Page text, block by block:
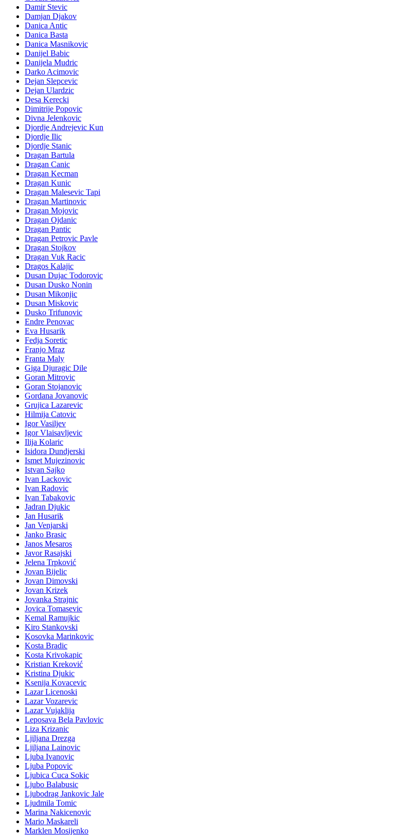
Damir Stevic
Damjan Djakov
Danica Antic
Danica Basta
Danica Masnikovic
Danijel Babic
Danijela Mudric
Darko Acimovic
Dejan Slepcevic
Dejan Ulardzic
Desa Kerecki
Dimitrije Popovic
Divna Jelenkovic
Djordje Andrejevic Kun
Djordje Ilic
Djordje Stanic
Dragan Bartula
Dragan Canic
Dragan Kecman
Dragan Kunic
Dragan Malesevic Tapi
Dragan Martinovic
Dragan Mojovic
Dragan Ojdanic
Dragan Pantic
Dragan Petrovic Pavle
Dragan Stojkov
Dragan Vuk Racic
Dragos Kalajic
Dusan Dujac Todorovic
Dusan Dusko Nonin
Dusan Mikonjic
Dusan Miskovic
Dusko Trifunovic
Endre Penovac
Eva Husarik
Fedja Soretic
Franjo Mraz
Franta Maly
Giga Djuragic Dile
Goran Mitrovic
Goran Stojanovic
Gordana Jovanovic
Grujica Lazarevic
Hilmija Catovic
Igor Vasiljev
Igor Vlaisavljevic
Ilija Kolaric
Isidora Dundjerski
Ismet Mujezinovic
Istvan Sajko
Ivan Lackovic
Ivan Radovic
Ivan Tabakovic
Jadran Djukic
Jan Husarik
Jan Venjarski
Janko Brasic
Janos Mesaros
Javor Rasajski
Jelena Trpković
Jovan Bijelic
Jovan Dimovski
Jovan Krizek
Jovanka Strajnic
Jovica Tomasevic
Kemal Ramujkic
Kiro Stankovski
Kosovka Marinkovic
Kosta Bradic
Kosta Krivokapic
Kristian Kreković
Kristina Djukic
Ksenija Kovacevic
Lazar Licenoski
Lazar Vozarevic
Lazar Vujaklija
Leposava Bela Pavlovic
Liza Krizanic
Ljiljana Drezga
Ljiljana Lainovic
Ljuba Ivanovic
Ljuba Popovic
Ljubica Cuca Sokic
Ljubo Balabusic
Ljubodrag Jankovic Jale
Ljudmila Tomic
Marina Nakicenovic
Mario Maskareli
Marklen Mosijenko